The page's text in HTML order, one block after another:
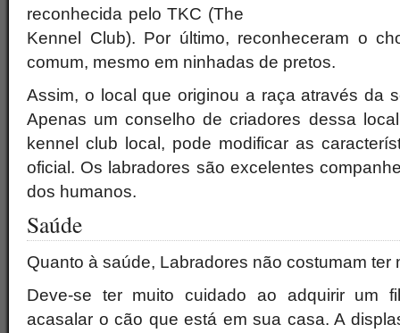
reconhecida pelo TKC (The
Kennel Club). Por último, reconheceram o
comum, mesmo em ninhadas de pretos.
Assim, o local que originou a raça através da
Apenas um conselho de criadores dessa
kennel club local, pode modificar as
oficial. Os labradores são excelentes
dos humanos.
Saúde
Quanto à saúde, Labradores não costumam ter
Deve-se ter muito cuidado ao adquirir um
acasalar o cão que está em sua casa. A